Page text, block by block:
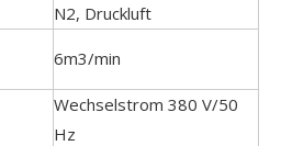
N2, Druckluft
6m3/min
Wechselstrom 380 V/50
Hz